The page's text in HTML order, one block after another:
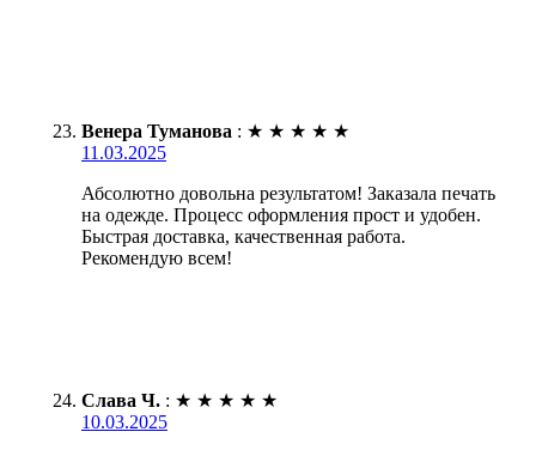
Венера Туманова : ★ ★ ★ ★ ★
11.03.2025
Абсолютно довольна результатом! Заказала печать
на одежде. Процесс оформления прост и удобен.
Быстрая доставка, качественная работа.
Рекомендую всем!
Слава Ч. : ★ ★ ★ ★ ★
10.03.2025